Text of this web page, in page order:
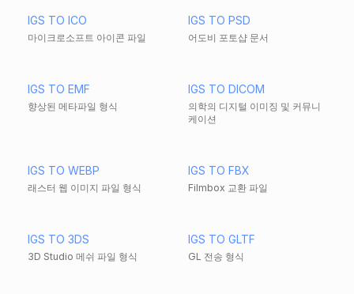
IGS TO ICO
마이크로소프트 아이콘 파일
IGS TO PSD
어도비 포토샵 문서
IGS TO EMF
향상된 메타파일 형식
IGS TO DICOM
의학의 디지털 이미징 및 커뮤니
케이션
IGS TO WEBP
래스터 웹 이미지 파일 형식
IGS TO FBX
Filmbox 교환 파일
IGS TO 3DS
3D Studio 메쉬 파일 형식
IGS TO GLTF
GL 전송 형식